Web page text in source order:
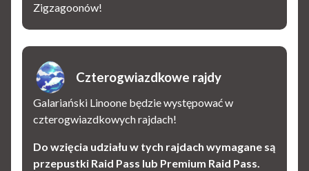
Zigzagoonów!
Czterogwiazdkowe rajdy
Galariański Linoone będzie występować w
czterogwiazdkowych rajdach!
Do wzięcia udziału w tych rajdach wymagane są
przepustki Raid Pass lub Premium Raid Pass.